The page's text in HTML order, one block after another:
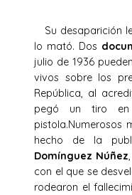
Su desaparición
lo mató. Dos
julio de 1936
vivos sobre los
República, al
pegó un tiro en
pistola.Numerosos
hecho de la
Domínguez Núñez
con el que se
rodearon el